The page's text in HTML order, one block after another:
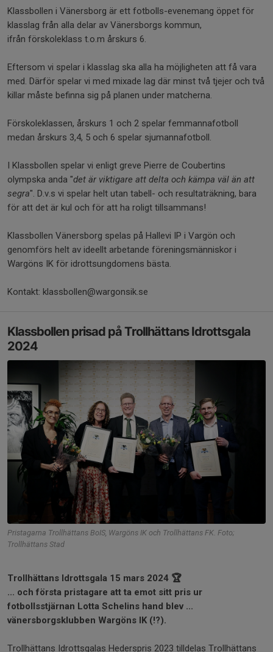
Klassbollen i Vänersborg är ett fotbolls-evenemang öppet för
klasslag från alla delar av Vänersborgs kommun,
ifrån förskoleklass t.o.m årskurs 6.
Eftersom vi spelar i klasslag ska alla ha möjligheten att få vara
med. Därför spelar vi med mixade lag där minst två tjejer och två
killar måste befinna sig på planen under matcherna.
Förskoleklassen, årskurs 1 och 2 spelar femmannafotboll
medan årskurs 3,4, 5 och 6 spelar sjumannafotboll.
I Klassbollen spelar vi enligt greve Pierre de Coubertins
olympska anda "det är viktigare att delta och kämpa väl än att
segra". D.v.s vi spelar helt utan tabell- och resultaträkning, bara
för att det är kul och för att ha roligt tillsammans!
Klassbollen Vänersborg spelas på Hallevi IP i Vargön och
genomförs helt av ideellt arbetande föreningsmänniskor i
Wargöns IK för idrottsungdomens bästa.
Kontakt: klassbollen@wargonsik.se
Klassbollen prisad på Trollhättans Idrottsgala
2024
Pristagarna Trollhättans BoIS, Wargöns IK och Trollhättans FK. Foto;
Trollhättans Stad
Trollhättans Idrottsgala 15 mars 2024 🏆
... och första pristagare att ta emot sitt pris ur
fotbollsstjärnan Lotta Schelins hand blev ...
vänersborgsklubben Wargöns IK (!?).
Trollhättans Idrottsgalas Hederspris 2023 tilldelas Trollhättans